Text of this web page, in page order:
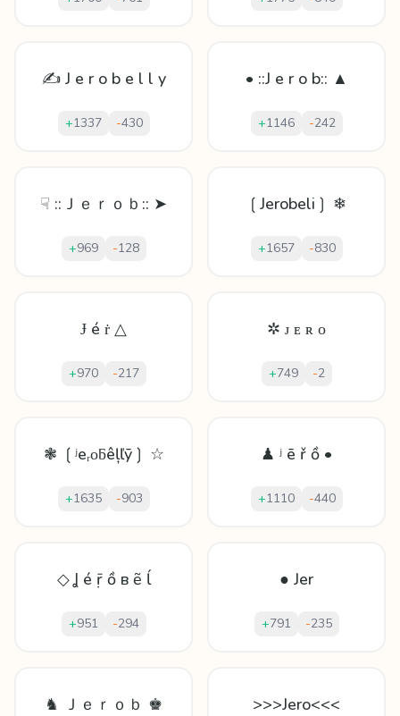
✍ J e r o b e l l y
+1337 -430
• ::J e r o b:: ▲
+1146 -242
☟ ::Ｊｅｒｏｂ:: ➤
+969 -128
❲Jerobeli❳ ❄
+1657 -830
Ɉ é ṙ △
+970 -217
✲ ᴊ ᴇ ʀ ᴏ
+749 -2
❃ ❲ʲeᵣοƃêļľȳ❳ ☆
+1635 -903
♟ ʲ ē ř ồ •
+1110 -440
◇ Ʝ é ṝ ồ в ẽ ĺ
+951 -294
● Jer
+791 -235
♞ Ｊｅｒｏｂ ♚ >>>Jero<<<